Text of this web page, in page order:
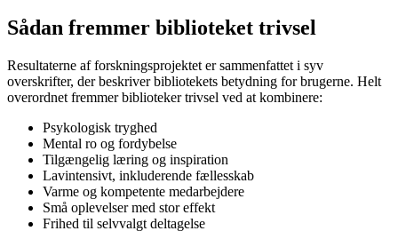
Sådan fremmer biblioteket trivsel
Resultaterne af forskningsprojektet er sammenfattet i syv
overskrifter, der beskriver bibliotekets betydning for brugerne. Helt
overordnet fremmer biblioteker trivsel ved at kombinere:
Psykologisk tryghed
Mental ro og fordybelse
Tilgængelig læring og inspiration
Lavintensivt, inkluderende fællesskab
Varme og kompetente medarbejdere
Små oplevelser med stor effekt
Frihed til selvvalgt deltagelse